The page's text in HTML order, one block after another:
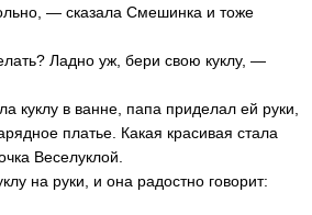
— сказала Смешинка и тоже
Ладно уж, бери свою куклу, —
куклу в ванне, папа приделал ей руки,
платье. Какая красивая стала
Веселуклой.
на руки, и она радостно говорит: